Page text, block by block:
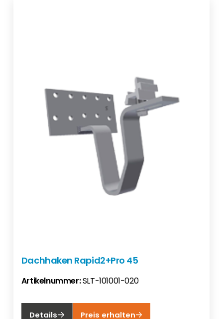
Dachhaken Rapid2+Pro 45
Artikelnummer:SLT-101001-020
Details Preis erhalten